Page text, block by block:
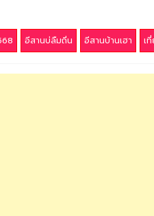
อีสานบ่ลืมถิ่น อีสานบ้านเฮา เ